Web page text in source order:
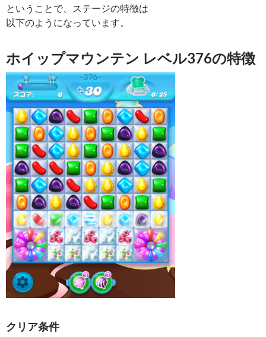
ということで、ステージの特徴は
以下のようになっています。
ホイップマウンテン レベル376の特徴
クリア条件